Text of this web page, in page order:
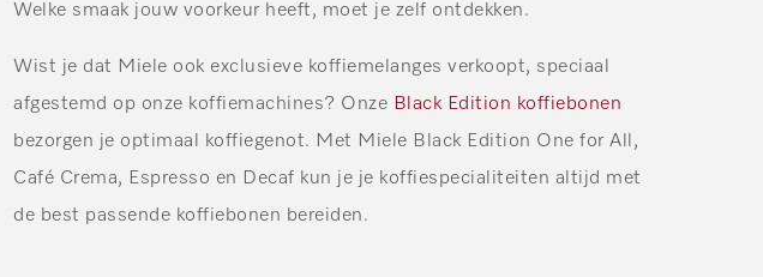
Welke smaak jouw voorkeur heeft, moet je zelf ontdekken.
Wist je dat Miele ook exclusieve koffiemelanges verkoopt, speciaal
afgestemd op onze koffiemachines? Onze Black Edition koffiebonen
bezorgen je optimaal koffiegenot. Met Miele Black Edition One for All,
Café Crema, Espresso en Decaf kun je je koffiespecialiteiten altijd met
de best passende koffiebonen bereiden.